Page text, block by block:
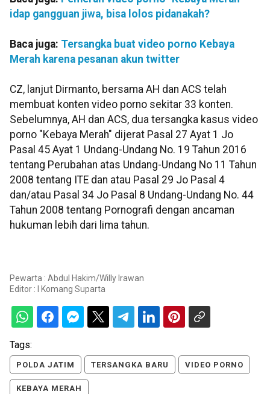
idap gangguan jiwa, bisa lolos pidanakah?
Baca juga: Tersangka buat video porno Kebaya
Merah karena pesanan akun twitter
CZ, lanjut Dirmanto, bersama AH dan ACS telah
membuat konten video porno sekitar 33 konten.
Sebelumnya, AH dan ACS, dua tersangka kasus video
porno "Kebaya Merah" dijerat Pasal 27 Ayat 1 Jo
Pasal 45 Ayat 1 Undang-Undang No. 19 Tahun 2016
tentang Perubahan atas Undang-Undang No 11 Tahun
2008 tentang ITE dan atau Pasal 29 Jo Pasal 4
dan/atau Pasal 34 Jo Pasal 8 Undang-Undang No. 44
Tahun 2008 tentang Pornografi dengan ancaman
hukuman lebih dari lima tahun.
Pewarta : Abdul Hakim/Willy Irawan
Editor :
I Komang Suparta
Tags:
POLDA JATIM TERSANGKA BARU VIDEO PORNO
KEBAYA MERAH